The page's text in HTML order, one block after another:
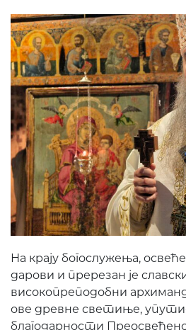
На крају богослужења,
дарови и пререзан је
високопреподобни
ове древне светиње,
благодарности